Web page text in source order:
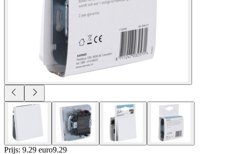
Prijs: 9.29 euro9.29